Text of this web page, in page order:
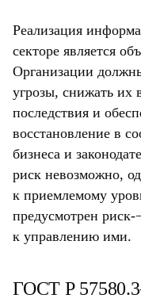
Реализация
секторе является
Организации
угрозы, снижать их
последствия и
восстановление в
бизнеса и
риск невозможно,
к приемлемому
предусмотрен
к управлению ими.
ГОСТ Р